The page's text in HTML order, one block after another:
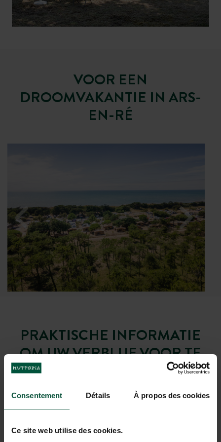
Consentement Détails À propos des cookies
Ce site web utilise des cookies.
VOOR EEN
DROOMVAKANTIE IN ARS-
EN-RÉ
PRAKTISCHE INFORMATIE
OM UW VERBLIJF VOOR TE
Café-comptoir